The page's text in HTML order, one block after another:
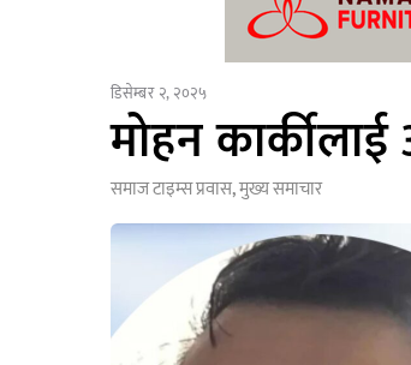
डिसेम्बर २, २०२५
मोहन
समाज टाइम्सप्रवास,मुख्य समाचार